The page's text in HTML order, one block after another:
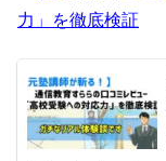
力」を徹底検証